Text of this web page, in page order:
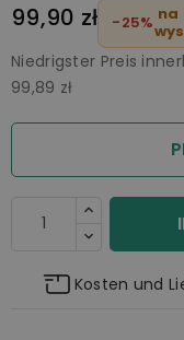
99,90 zł -25% na
Niedrigster Preis
99,89 zł
Kosten und